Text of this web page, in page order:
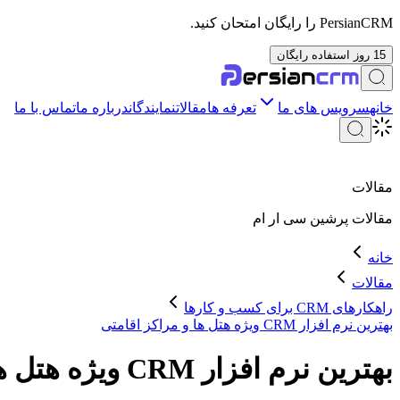
PersianCRM را رایگان امتحان کنید.
15 روز استفاده رایگان
خانهسرویس های ما تعرفه هامقالاتنمایندگاندرباره ماتماس با ما
مقالات
مقالات پرشین سی ار ام
خانه
مقالات
راهکارهای CRM برای کسب و کارها
بهترین نرم افزار CRM ویژه هتل ها و مراکز اقامتی
بهترین نرم افزار CRM ویژه هتل ها و مراکز اقامتی